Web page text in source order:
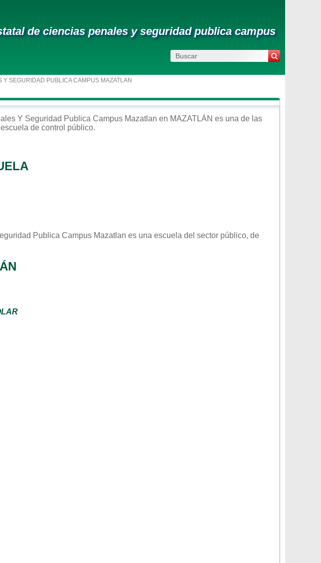
de ciencias penales y seguridad publica campus
SEGURIDAD PUBLICA CAMPUS MAZATLAN
Y Seguridad Publica Campus Mazatlan en MAZATLÁN es una de las
de control público.
Publica Campus Mazatlan es una escuela del sector público, de